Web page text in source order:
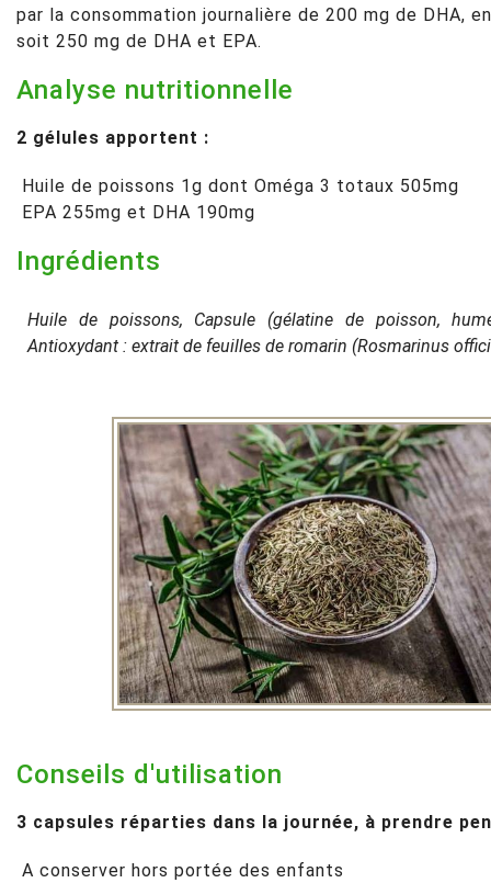
par la consommation journalière de 200 mg de DHA,
soit 250 mg de DHA et EPA.
Analyse nutritionnelle
2 gélules apportent :
Huile de poissons 1g dont Oméga 3 totaux 505mg
EPA 255mg et DHA 190mg
Ingrédients
Huile de poissons, Capsule (gélatine de poisson,
Antioxydant : extrait de feuilles de romarin (Rosmarinus
Conseils d'utilisation
3 capsules réparties dans la journée, à prendre
A conserver hors portée des enfants